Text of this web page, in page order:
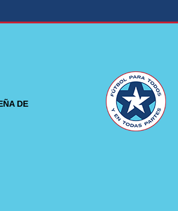
DE